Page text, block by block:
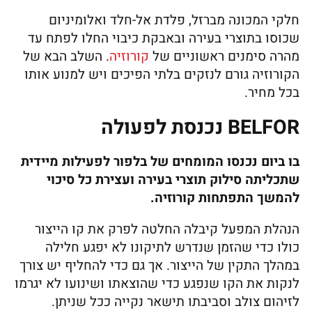
חלקי המכונה מברזל, פלדת אל-חלד ואלומיניום
שכוסו בתוצרי בעירה ובאבקת כיבוי החלו לפתח עד
מהרה סימנים ראשוניים של קורוזיה. השלב הבא של
הקורוזיה גורם לנזקים בלתי הפיכים ויש למנוע אותו
בכל מחיר.
BELFOR נכנסת לפעולה
בו ביום נכנסו המומחים של בלפור לפעילות מיידית
שתכליתה סילוק תוצרי בעירה ועצירת כל סיכוי
להמשך התפתחות קורוזיה.
הנהלת המפעל קיבלה החלטה לפרק את קו הייצור
כולו כדי שהזמן שנדרש לתיקונו לא יפגע חלילה
במהלך התקין של הייצור. אך גם כדי להחליף יש צורך
לנקות את הקו שנפגע כדי שהוצאתו ושינועו לא יגרמו
לזיהום צולב וסביבתו תישאר נקייה ככל שניתן.